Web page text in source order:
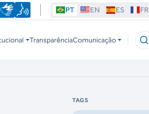
PT EN ES FR
TransparênciaComunicação
TAGS